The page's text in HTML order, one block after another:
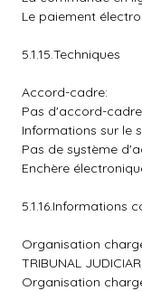
Le paiement
5.1.15.Techniques
Accord-cadre:
Pas d'accord-cadre
Informations sur le
Pas de système
Enchère
5.1.16.Informations
Organisation
TRIBUNAL
Organisation